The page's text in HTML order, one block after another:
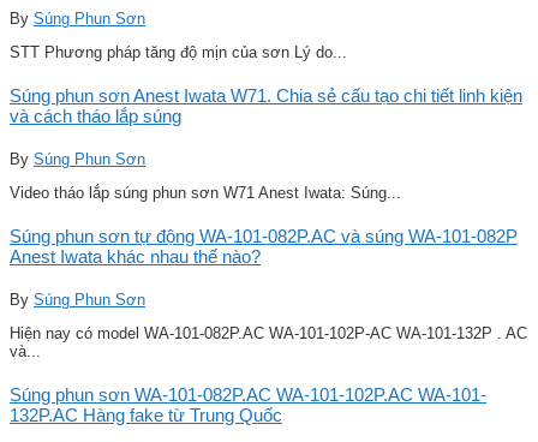
By Súng Phun Sơn
STT Phương pháp tăng độ mịn của sơn Lý do...
Súng phun sơn Anest Iwata W71. Chia sẻ cấu tạo chi tiết linh kiện
và cách tháo lắp súng
By Súng Phun Sơn
Video tháo lắp súng phun sơn W71 Anest Iwata: Súng...
Súng phun sơn tự động WA-101-082P.AC và súng WA-101-082P
Anest Iwata khác nhau thế nào?
By Súng Phun Sơn
Hiện nay có model WA-101-082P.AC WA-101-102P-AC WA-101-132P . AC
và...
Súng phun sơn WA-101-082P.AC WA-101-102P.AC WA-101-
132P.AC Hàng fake từ Trung Quốc